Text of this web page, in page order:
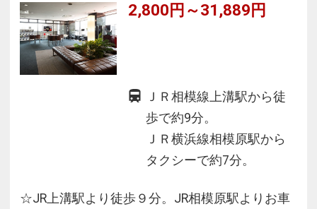
2,800円～31,889円
ＪＲ相模線上溝駅から徒
歩で約9分。
ＪＲ横浜線相模原駅から
タクシーで約7分。
☆JR上溝駅より徒歩９分。JR相模原駅よりお車